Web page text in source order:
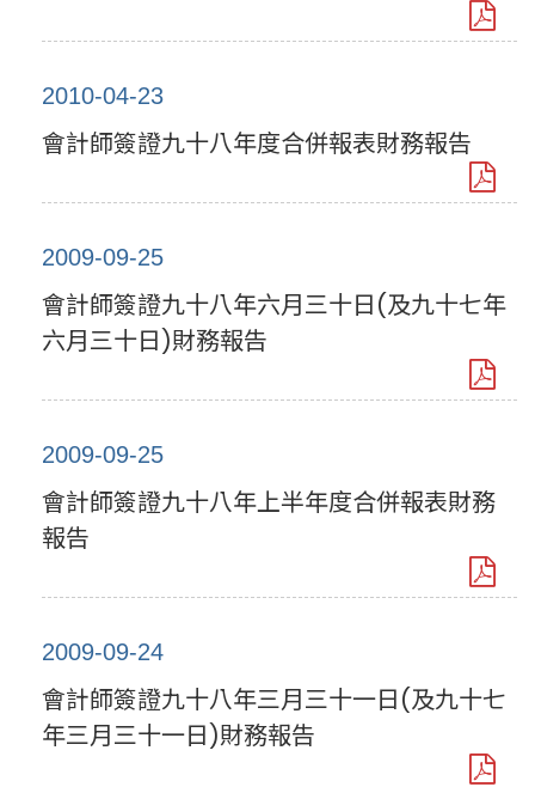
2010-04-23
會計師簽證九十八年度合併報表財務報告
2009-09-25
會計師簽證九十八年六月三十日(及九十七年
六月三十日)財務報告
2009-09-25
會計師簽證九十八年上半年度合併報表財務
報告
2009-09-24
會計師簽證九十八年三月三十一日(及九十七
年三月三十一日)財務報告